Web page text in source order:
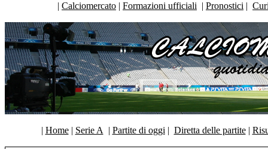
| Calciomercato | Formazioni ufficiali | Pronostici |
| Home| Serie A | Partite di oggi | Diretta delle partite|